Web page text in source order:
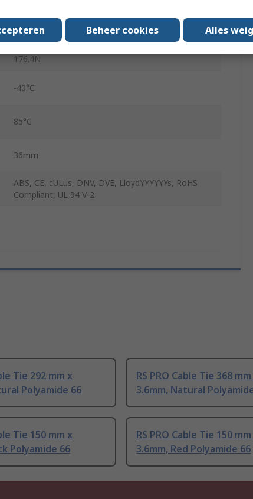
Flame Retardant
176.4N
-40°C
85°C
36mm
ABS, CE, cULus, DNV, DVE, LloydYYYYYYs, RoHS
Compliant, UL 94 V-2
Tie 292 mm x
Polyamide 66
RS PRO Cable Tie 368
3.6mm, Natural
Tie 150 mm x
Polyamide 66
RS PRO Cable Tie 150
3.6mm, Red Polyamide 66
Beheer cookies Alles